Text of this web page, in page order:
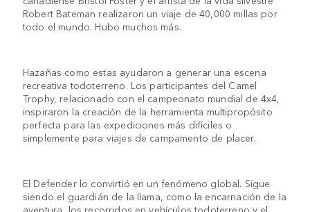
Robert Bateman realizaron un viaje de 40,000 millas por
todo el mundo. Hubo muchos más.
Hazañas como estas ayudaron a generar una escena
recreativa todoterreno. Los participantes del Camel
Trophy, relacionado con el campeonato mundial de 4x4,
inspiraron la creación de la herramienta multipropósito
perfecta para las expediciones más difíciles o
simplemente para viajes de campamento de placer.
El Defender lo convirtió en un fenómeno global. Sigue
siendo el guardián de la llama, como la encarnación de la
aventura, los recorridos en vehículos todoterreno y el